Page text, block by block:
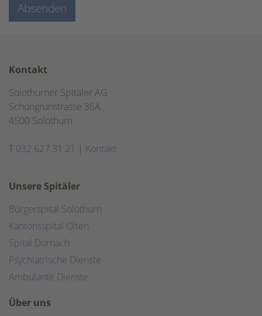
Absenden
Kontakt
Solothurner Spitäler AG
Schöngrünstrasse 36A
4500 Solothurn
T 032 627 31 21 | Kontakt
Unsere Spitäler
Bürgerspital Solothurn
Kantonsspital Olten
Spital Dornach
Psychiatrische Dienste
Ambulante Dienste
Über uns